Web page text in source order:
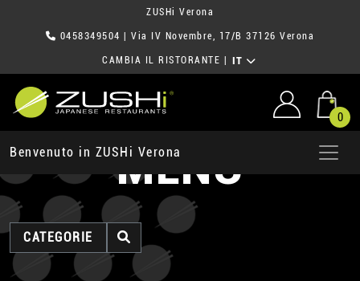
ZUSHi Verona
0458349504 | Via IV Novembre, 17/B 37126 Verona
CAMBIA IL RISTORANTE IT
0
Benvenuto in ZUSHi VeronaMENU
CATEGORIE